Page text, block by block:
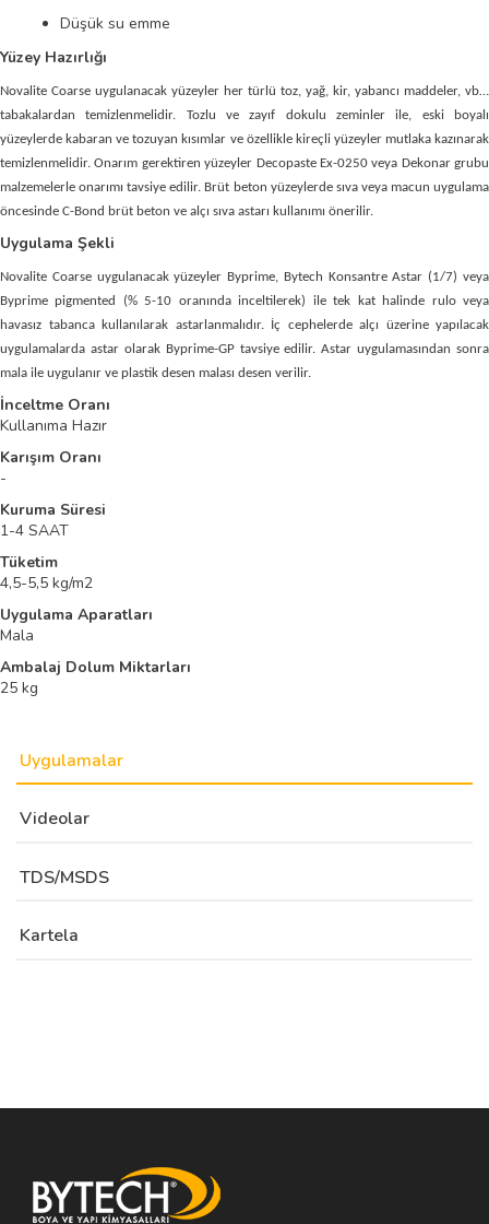
Düşük su emme
Yüzey Hazırlığı
Novalite Coarse uygulanacak yüzeyler her türlü toz, yağ, kir, yabancı maddeler, vb…
tabakalardan temizlenmelidir. Tozlu ve zayıf dokulu zeminler ile, eski boyalı
yüzeylerde kabaran ve tozuyan kısımlar ve özellikle kireçli yüzeyler mutlaka kazınarak
temizlenmelidir. Onarım gerektiren yüzeyler Decopaste Ex-0250 veya Dekonar grubu
malzemelerle onarımı tavsiye edilir. Brüt beton yüzeylerde sıva veya macun uygulama
öncesinde C-Bond brüt beton ve alçı sıva astarı kullanımı önerilir.
Uygulama Şekli
Novalite Coarse uygulanacak yüzeyler Byprime, Bytech Konsantre Astar (1/7) veya
Byprime pigmented (% 5-10 oranında inceltilerek) ile tek kat halinde rulo veya
havasız tabanca kullanılarak astarlanmalıdır. İç cephelerde alçı üzerine yapılacak
uygulamalarda astar olarak Byprime-GP tavsiye edilir. Astar uygulamasından sonra
mala ile uygulanır ve plastik desen malası desen verilir.
İnceltme Oranı
Kullanıma Hazır
Karışım Oranı
-
Kuruma Süresi
1-4 SAAT
Tüketim
4,5-5,5 kg/m2
Uygulama Aparatları
Mala
Ambalaj Dolum Miktarları
25 kg
Uygulamalar
Videolar
TDS/MSDS
Kartela